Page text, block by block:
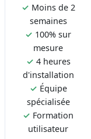
✓ Moins de 2
semaines
✓ 100% sur
mesure
✓ 4 heures
d'installation
✓ Équipe
spécialisée
✓ Formation
utilisateur